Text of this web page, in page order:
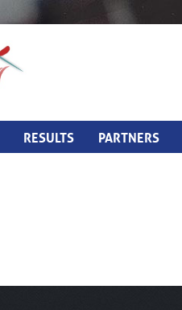
RESULTS PARTNERS